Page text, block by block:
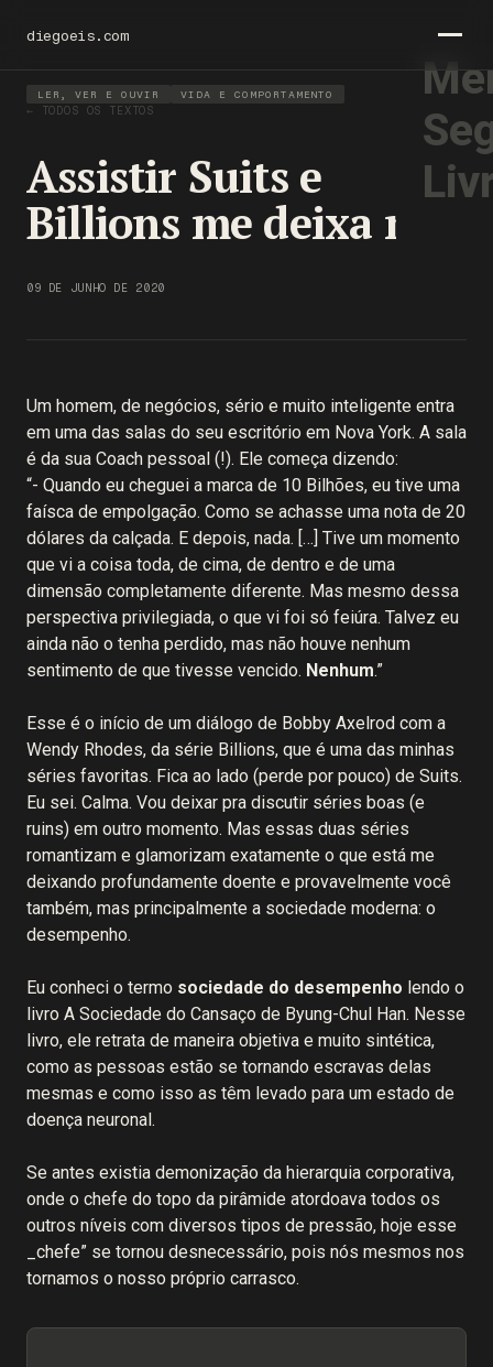
diegoeis.com
LER, VER E OUVIR VIDA E COMPORTAMENTO
← TODOS OS TEXTOS
Assistir Suits e
Billions me deixa mal
09 DE JUNHO DE 2020
Um homem, de negócios, sério e muito inteligente entra
em uma das salas do seu escritório em Nova York. A sala
é da sua Coach pessoal (!). Ele começa dizendo:
“- Quando eu cheguei a marca de 10 Bilhões, eu tive uma
faísca de empolgação. Como se achasse uma nota de 20
dólares da calçada. E depois, nada. […] Tive um momento
que vi a coisa toda, de cima, de dentro e de uma
dimensão completamente diferente. Mas mesmo dessa
perspectiva privilegiada, o que vi foi só feiúra. Talvez eu
ainda não o tenha perdido, mas não houve nenhum
sentimento de que tivesse vencido. Nenhum.”
Esse é o início de um diálogo de Bobby Axelrod com a
Wendy Rhodes, da série Billions, que é uma das minhas
séries favoritas. Fica ao lado (perde por pouco) de Suits.
Eu sei. Calma. Vou deixar pra discutir séries boas (e
ruins) em outro momento. Mas essas duas séries
romantizam e glamorizam exatamente o que está me
deixando profundamente doente e provavelmente você
também, mas principalmente a sociedade moderna: o
desempenho.
Eu conheci o termo sociedade do desempenho lendo o
livro A Sociedade do Cansaço de Byung-Chul Han. Nesse
livro, ele retrata de maneira objetiva e muito sintética,
como as pessoas estão se tornando escravas delas
mesmas e como isso as têm levado para um estado de
doença neuronal.
Se antes existia demonização da hierarquia corporativa,
onde o chefe do topo da pirâmide atordoava todos os
outros níveis com diversos tipos de pressão, hoje esse
_chefe” se tornou desnecessário, pois nós mesmos nos
tornamos o nosso próprio carrasco.